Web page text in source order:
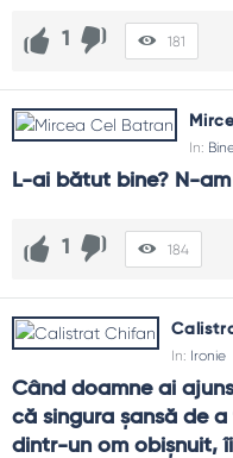
1 181
In:
L-ai bătut bine? N-
1 184
In: Ironie
Când doamne ai
că singura șansă de
dintr-un om obișnuit,